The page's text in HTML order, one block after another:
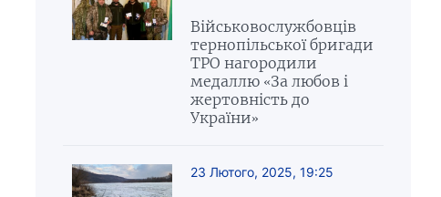
Військовослужбовців
тернопільської бригади
ТРО нагородили
медаллю «За любов і
жертовність до
України»
23 Лютого, 2025, 19:25